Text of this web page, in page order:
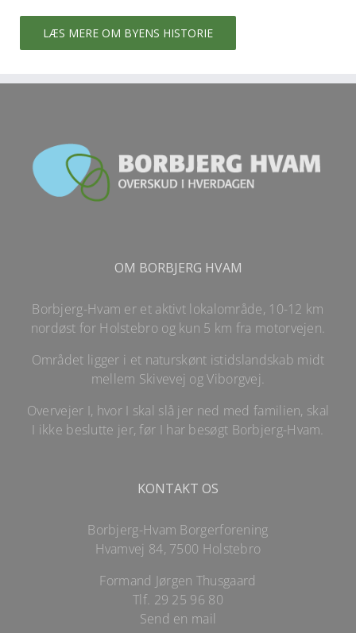
LÆS MERE OM BYENS HISTORIE
OM BORBJERG HVAM
Borbjerg-Hvam er et aktivt lokalområde, 10-12 km
nordøst for Holstebro og kun 5 km fra motorvejen.
Området ligger i et naturskønt istidslandskab midt
mellem Skivevej og Viborgvej.
Overvejer I, hvor I skal slå jer ned med familien, skal
I ikke beslutte jer, før I har besøgt Borbjerg-Hvam.
KONTAKT OS
Borbjerg-Hvam Borgerforening
Hvamvej 84, 7500 Holstebro
Formand Jørgen Thusgaard
Tlf. 29 25 96 80
Send en mail